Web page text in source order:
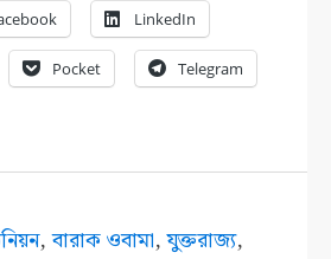
LinkedIn
Pocket Telegram
,বারাক ওবামা,যুক্তরাজ্য,